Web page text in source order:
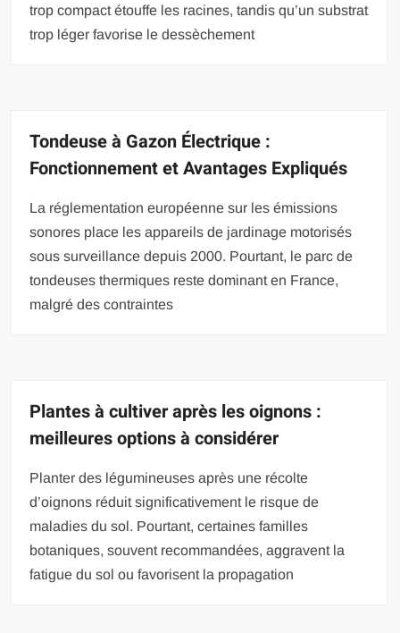
trop compact étouffe les racines, tandis qu’un substrat
trop léger favorise le dessèchement
Tondeuse à Gazon Électrique :
Fonctionnement et Avantages Expliqués
La réglementation européenne sur les émissions
sonores place les appareils de jardinage motorisés
sous surveillance depuis 2000. Pourtant, le parc de
tondeuses thermiques reste dominant en France,
malgré des contraintes
Plantes à cultiver après les oignons :
meilleures options à considérer
Planter des légumineuses après une récolte
d’oignons réduit significativement le risque de
maladies du sol. Pourtant, certaines familles
botaniques, souvent recommandées, aggravent la
fatigue du sol ou favorisent la propagation